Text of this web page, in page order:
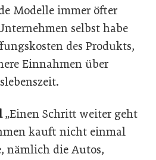
Modelle immer öfter
selbst habe
des Produkts,
Einnahmen über
„Einen Schritt weiter geht
kauft nicht einmal
nämlich die Autos,